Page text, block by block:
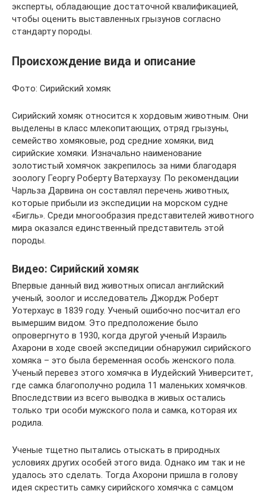
эксперты, обладающие достаточной квалификацией,
чтобы оценить выставленных грызунов согласно
стандарту породы.
Происхождение вида и описание
Фото: Сирийский хомяк
Сирийский хомяк относится к хордовым животным. Они
выделены в класс млекопитающих, отряд грызуны,
семейство хомяковые, род средние хомяки, вид
сирийские хомяки. Изначально наименование
золотистый хомячок закрепилось за ними благодаря
зоологу Георгу Роберту Ватерхаузу. По рекомендации
Чарльза Дарвина он составлял перечень животных,
которые прибыли из экспедиции на морском судне
«Бигль». Среди многообразия представителей животного
мира оказался единственный представитель этой
породы.
Видео: Сирийский хомяк
Впервые данный вид животных описал английский
ученый, зоолог и исследователь Джордж Роберт
Уотерхаус в 1839 году. Ученый ошибочно посчитал его
вымершим видом. Это предположение было
опровергнуто в 1930, когда другой ученый Израиль
Ахарони в ходе своей экспедиции обнаружил сирийского
хомяка – это была беременная особь женского пола.
Ученый перевез этого хомячка в Иудейский Университет,
где самка благополучно родила 11 маленьких хомячков.
Впоследствии из всего выводка в живых остались
только три особи мужского пола и самка, которая их
родила.
Ученые тщетно пытались отыскать в природных
условиях других особей этого вида. Однако им так и не
удалось это сделать. Тогда Ахорони пришла в голову
идея скрестить самку сирийского хомячка с самцом